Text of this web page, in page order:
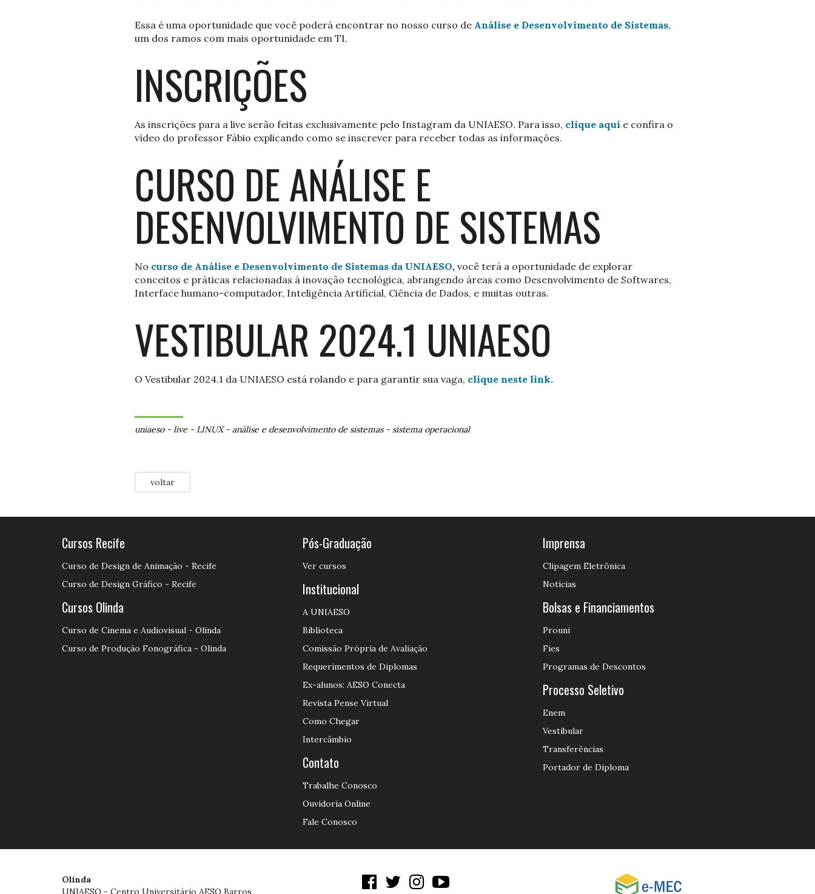
Essa é uma oportunidade que você poderá encontrar no nosso curso de Análise e Desenvolvimento de Sistemas,
um dos ramos com mais oportunidade em TI.
INSCRIÇÕES
As inscrições para a live serão feitas exclusivamente pelo Instagram da UNIAESO. Para isso, clique aqui e confira o
vídeo do professor Fábio explicando como se inscrever para receber todas as informações.
CURSO DE ANÁLISE E
DESENVOLVIMENTO DE SISTEMAS
No curso de Análise e Desenvolvimento de Sistemas da UNIAESO, você terá a oportunidade de explorar
conceitos e práticas relacionadas à inovação tecnológica, abrangendo áreas como Desenvolvimento de Softwares,
Interface humano-computador, Inteligência Artificial, Ciência de Dados, e muitas outras.
VESTIBULAR 2024.1 UNIAESO
O Vestibular 2024.1 da UNIAESO está rolando e para garantir sua vaga, clique neste link.
uniaeso- live - LINUX- análise e desenvolvimento de sistemas- sistema operacional
voltar
Cursos Recife
Curso de Design de Animação - Recife
Curso de Design Gráfico - Recife
Cursos Olinda
Curso de Cinema e Audiovisual - Olinda
Curso de Produção Fonográfica - Olinda
Pós-Graduação
Ver cursos
Institucional
A UNIAESO
Biblioteca
Comissão Própria de Avaliação
Requerimentos de Diplomas
Ex-alunos: AESO Conecta
Revista Pense Virtual
Como Chegar
Intercâmbio
Contato
Trabalhe Conosco
Ouvidoria Online
Fale Conosco
Imprensa
Clipagem Eletrônica
Notícias
Bolsas e Financiamentos
Prouni
Fies
Programas de Descontos
Processo Seletivo
Enem
Vestibular
Transferências
Portador de Diploma
Olinda
UNIAESO - Centro Universitário AESO Barros